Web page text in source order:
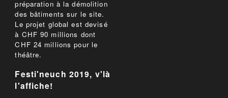
préparation à la démolition
des bâtiments sur le site.
Le projet global est devisé
à CHF 90 millions dont
CHF 24 millions pour le
théâtre.
Festi'neuch 2019, v'là
l'affiche!